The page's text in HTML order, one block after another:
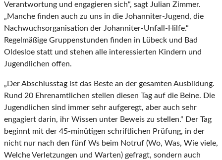
Verantwortung und engagieren sich“, sagt Julian Zimmer.
„Manche finden auch zu uns in die Johanniter-Jugend, die
Nachwuchsorganisation der Johanniter-Unfall-Hilfe.“
Regelmäßige Gruppenstunden finden in Lübeck und Bad
Oldesloe statt und stehen alle interessierten Kindern und
Jugendlichen offen.
„Der Abschlusstag ist das Beste an der gesamten Ausbildung.
Rund 20 Ehrenamtlichen stellen diesen Tag auf die Beine. Die
Jugendlichen sind immer sehr aufgeregt, aber auch sehr
engagiert darin, ihr Wissen unter Beweis zu stellen.“ Der Tag
beginnt mit der 45-minütigen schriftlichen Prüfung, in der
nicht nur nach den fünf Ws beim Notruf (Wo, Was, Wie viele,
Welche Verletzungen und Warten) gefragt, sondern auch